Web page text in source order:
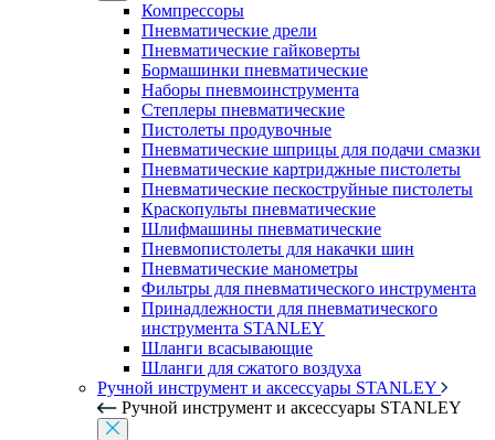
Компрессоры
Пневматические дрели
Пневматические гайковерты
Бормашинки пневматические
Наборы пневмоинструмента
Степлеры пневматические
Пистолеты продувочные
Пневматические шприцы для подачи смазки
Пневматические картриджные пистолеты
Пневматические пескоструйные пистолеты
Краскопульты пневматические
Шлифмашины пневматические
Пневмопистолеты для накачки шин
Пневматические манометры
Фильтры для пневматического инструмента
Принадлежности для пневматического
инструмента STANLEY
Шланги всасывающие
Шланги для сжатого воздуха
Ручной инструмент и аксессуары STANLEY
Ручной инструмент и аксессуары STANLEY